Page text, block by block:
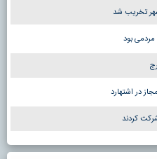
تخریب شد
بود